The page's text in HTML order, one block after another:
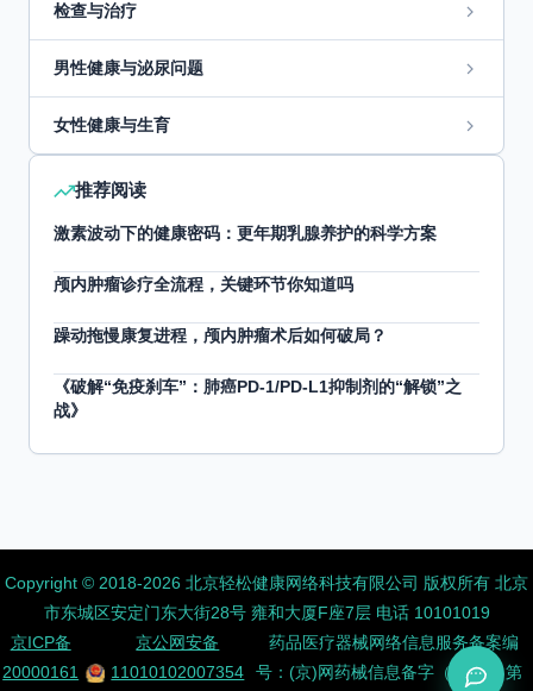
检查与治疗
男性健康与泌尿问题
女性健康与生育
推荐阅读
激素波动下的健康密码：更年期乳腺养护的科学方案
颅内肿瘤诊疗全流程，关键环节你知道吗
躁动拖慢康复进程，颅内肿瘤术后如何破局？
《破解“免疫刹车”：肺癌PD-1/PD-L1抑制剂的“解锁”之
战》
Copyright ©️ 2018-2026 北京轻松健康网络科技有限公司 版权所有 北京
市东城区安定门东大街28号 雍和大厦F座7层 电话 10101019
京ICP备
20000161
京公网安备
11010102007354
药品医疗器械网络信息服务备案编
号：(京)网药械信息备字（2026）第